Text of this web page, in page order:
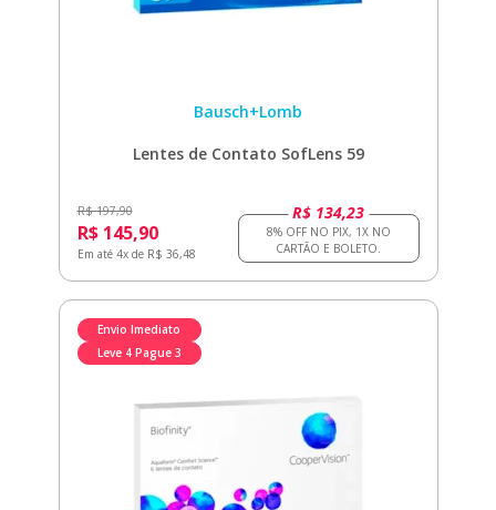
Bausch+Lomb
Lentes de Contato SofLens 59
R$ 197,90
R$ 145,90
Em até 4x de R$ 36,48
R$ 134,23
Envio Imediato
Leve 4 Pague 3